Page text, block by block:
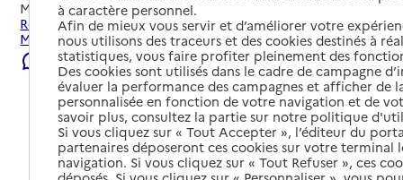
Mis à jour le23/07/2026
Rechercher les établissements et services autour de Saint-
Martin-de-Crau.
Signaler une erreur
à caractère personnel.
Afin de mieux vous servir et d’améliorer votre
nous utilisons des traceurs et des cookies destinés à
statistiques, vous faire profiter pleinement des
Des cookies sont utilisés dans le cadre de campagne
évaluer la performance des campagnes et afficher de
personnalisée en fonction de votre navigation et de
savoir plus, consultez la partie sur notre politique
Si vous cliquez sur « Tout Accepter », l’éditeur du
partenaires déposeront ces cookies sur votre terminal
navigation. Si vous cliquez sur « Tout Refuser », ces